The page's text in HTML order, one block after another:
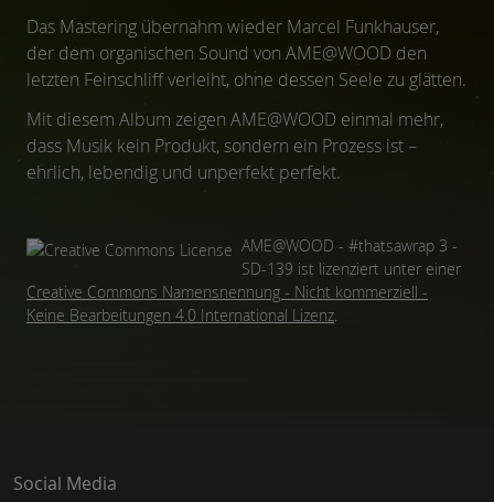
Das Mastering übernahm wieder Marcel Funkhauser,
der dem organischen Sound von AME@WOOD den
letzten Feinschliff verleiht, ohne dessen Seele zu glätten.
Mit diesem Album zeigen AME@WOOD einmal mehr,
dass Musik kein Produkt, sondern ein Prozess ist –
ehrlich, lebendig und unperfekt perfekt.
AME@WOOD - #thatsawrap 3 -
SD-139 ist lizenziert unter einer
Creative Commons Namensnennung - Nicht kommerziell -
Keine Bearbeitungen 4.0 International Lizenz.
Social Media